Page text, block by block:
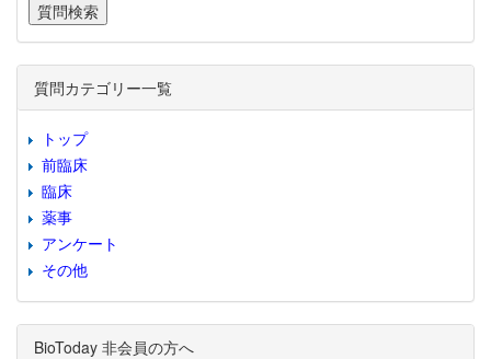
質問カテゴリー一覧
トップ
前臨床
臨床
薬事
アンケート
その他
BioToday 非会員の方へ